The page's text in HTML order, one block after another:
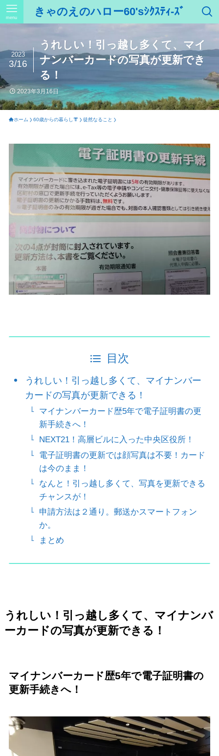
きゃのえのハロー60'sｼｸｽﾃｨ-ｽﾞ
menu
うれしい！引っ越し多くて、マイ
ナンバーカードの写真が更新でき
る！
2023
3/16
2023年3月16日
ホーム 60歳からの暮らし👘 徒然なること
目次
うれしい！引っ越し多くて、マイナンバー
カードの写真が更新できる！
マイナンバーカード歴5年で電子証明書の更
新手続きへ！
NEXT21！高層ビルに入った中央区役所！
電子証明書の更新では顔写真は不要！カード
は今のまま！
なんと！引っ越し多くて、写真を更新できる
チャンスが！
申請方法は２通り。郵送かスマートフォン
か。
まとめ
うれしい！引っ越し多くて、マイナンバ
ーカードの写真が更新できる！
マイナンバーカード歴5年で電子証明書の
更新手続きへ！